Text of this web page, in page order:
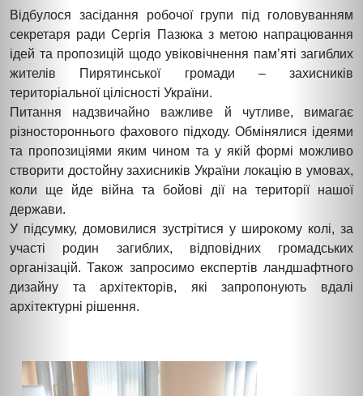
Відбулося засідання робочої групи під головуванням
секретаря ради Сергія Пазюка з метою напрацювання
ідей та пропозицій щодо увіковічнення пам’яті загиблих
жителів Пирятинської громади – захисників
територіальної цілісності України.
Питання надзвичайно важливе й чутливе, вимагає
різностороннього фахового підходу. Обмінялися ідеями
та пропозиціями яким чином та у якій формі можливо
створити достойну захисників України локацію в умовах,
коли ще йде війна та бойові дії на території нашої
держави.
У підсумку, домовилися зустрітися у широкому колі, за
участі родин загиблих, відповідних громадських
організацій. Також запросимо експертів ландшафтного
дизайну та архітекторів, які запропонують вдалі
архітектурні рішення.